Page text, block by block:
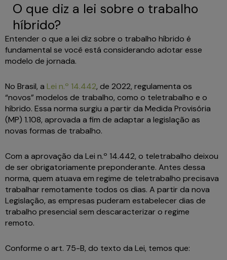
O que diz a lei sobre o trabalho
híbrido?
Entender o que a lei diz sobre o trabalho híbrido é
fundamental se você está considerando adotar esse
modelo de jornada.
No Brasil, a Lei n.º 14.442, de 2022, regulamenta os
“novos” modelos de trabalho, como o teletrabalho e o
híbrido. Essa norma surgiu a partir da Medida Provisória
(MP) 1.108, aprovada a fim de adaptar a legislação as
novas formas de trabalho.
Com a aprovação da Lei n.º 14.442, o teletrabalho deixou
de ser obrigatoriamente preponderante. Antes dessa
norma, quem atuava em regime de teletrabalho precisava
trabalhar remotamente todos os dias. A partir da nova
Legislação, as empresas puderam estabelecer dias de
trabalho presencial sem descaracterizar o regime
remoto.
Conforme o art. 75-B, do texto da Lei, temos que: